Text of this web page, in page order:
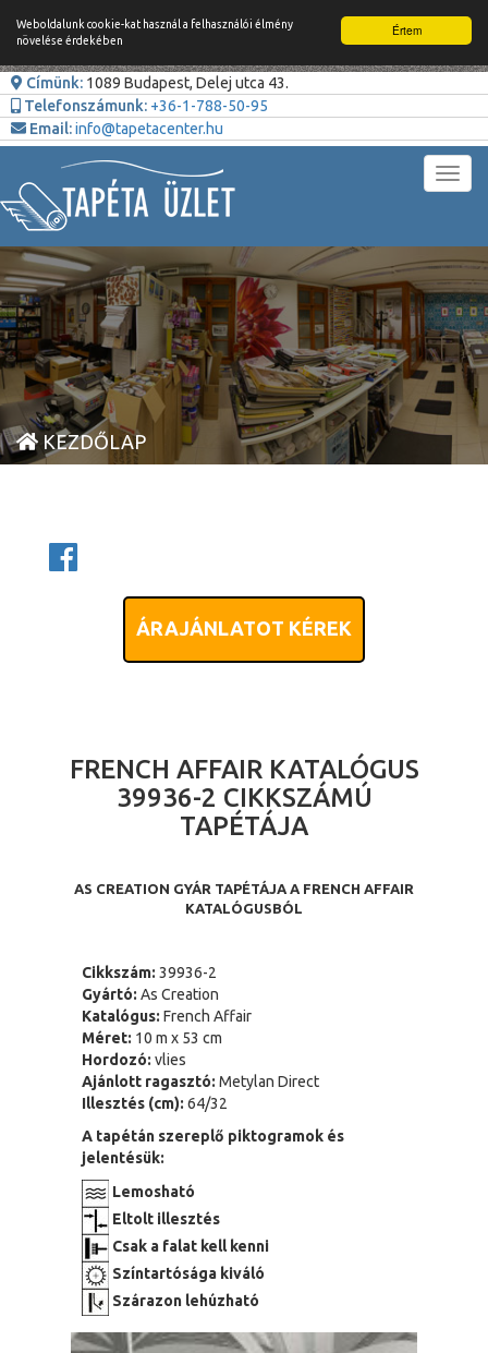
Értem
Weboldalunk cookie-kat használ a felhasználói élmény
növelése érdekében
Címünk: 1089 Budapest, Delej utca 43.
Telefonszámunk: +36-1-788-50-95
Email:info@tapetacenter.hu
KEZDŐLAP
ÁRAJÁNLATOT KÉREK
FRENCH AFFAIR KATALÓGUS
39936-2 CIKKSZÁMÚ
TAPÉTÁJA
AS CREATION GYÁR TAPÉTÁJA A FRENCH AFFAIR
KATALÓGUSBÓL
Cikkszám: 39936-2
Gyártó: As Creation
Katalógus: French Affair
Méret: 10 m x 53 cm
Hordozó: vlies
Ajánlott ragasztó: Metylan Direct
Illesztés (cm): 64/32
A tapétán szereplő piktogramok és
jelentésük:
Lemosható
Eltolt illesztés
Csak a falat kell kenni
Színtartósága kiváló
Szárazon lehúzható